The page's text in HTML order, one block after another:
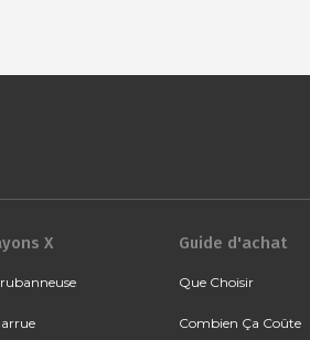
X Guide d'achat
Que Choisir
Combien Ça Coûte